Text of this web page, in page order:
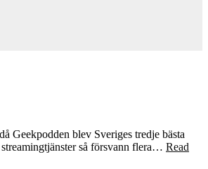
Geekpodden blev Sveriges tredje bästa
så försvann flera… Read